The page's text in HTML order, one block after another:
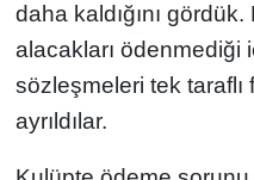
daha kaldığını
alacakları ödenmediği
sözleşmeleri tek
ayrıldılar.